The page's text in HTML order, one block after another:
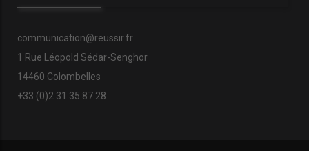
communication@reussir.fr
1 Rue Léopold Sédar-Senghor
14460 Colombelles
+33 (0)2 31 35 87 28